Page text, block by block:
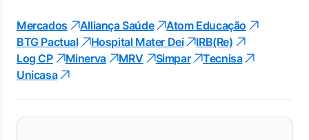
Mercados Alliança Saúde
Atom Educação
BTG Pactual
Hospital Mater Dei
IRB(Re)
Log CP
Minerva MRV Simpar
Tecnisa
Unicasa